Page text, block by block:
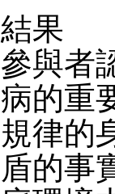
結果
參與者
病的重
規律的
盾的事